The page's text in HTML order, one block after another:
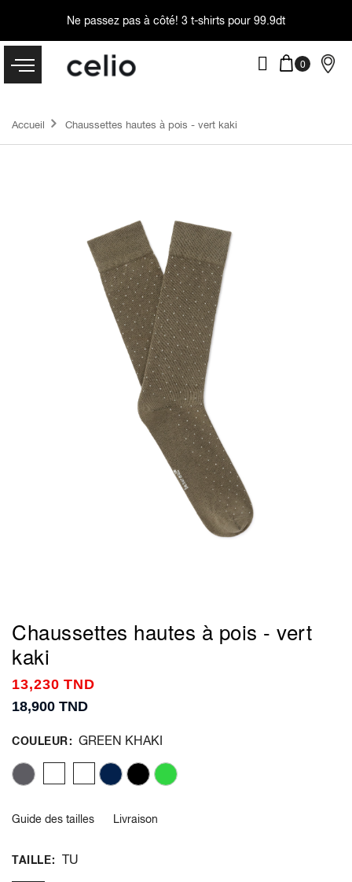
Ne passez pas à côté! 3 t-shirts pour 99.9dt
Accueil Chaussettes hautes à pois - vert kaki
Chaussettes hautes à pois - vert
kaki
13,230 TND
18,900 TND
COULEUR GREEN KHAKI
Guide des tailles Livraison
TAILLE TU